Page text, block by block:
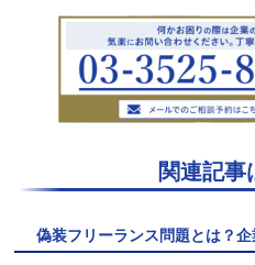
関連記事
偽装フリーランス問題とは？